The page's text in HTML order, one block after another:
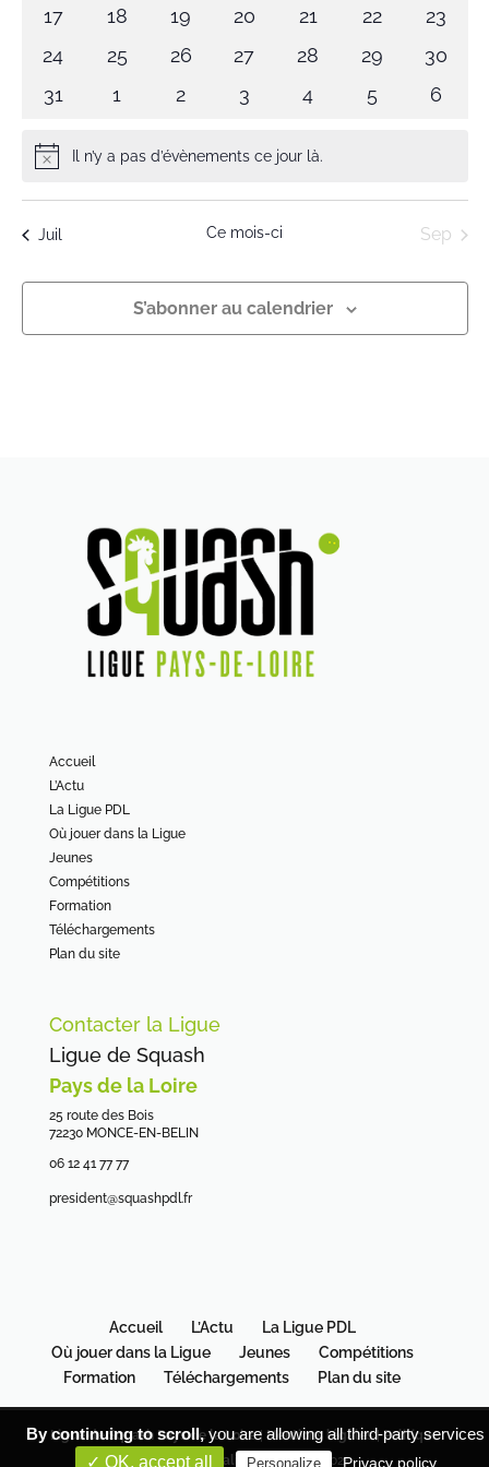
évènementsévènements
0
17
0
évènements
18
0
évènements
19
0
évènements
20
0
évènements
21
0
22
0
23
0
24
0
25
0
26
0
27
0
28
0
évènements
29
0
30
0
31
0
1
0
2
0
3
0
4
0
5
0
6
NoticeIl n’y a pas d’évènements ce jour là.
Juil Ce mois-ci Sep
S’abonner au calendrier
Accueil
L’Actu
La Ligue PDL
Où jouer dans la Ligue
Jeunes
Compétitions
Formation
Téléchargements
Plan du site
Contacter la Ligue
Ligue de Squash
Pays de la Loire
25 route des Bois
72230 MONCE-EN-BELIN
06 12 41 77 77
president@squashpdl.fr
Accueil L’Actu
La Ligue PDL
Où jouer dans la Ligue
Jeunes
Compétitions
Formation
Téléchargements Plan du site
Ligue de Squash Pays de la Loire| Mentions légales|Politique
de confidentialité| Copyright 2021
By continuing to scroll,you are allowing all third-party services
✓ OK, accept all
Personalize Privacy policy